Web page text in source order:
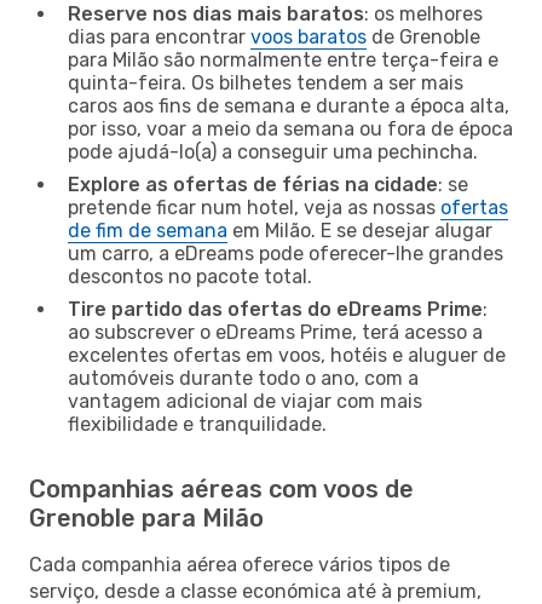
Reserve nos dias mais baratos: os melhores
dias para encontrar voos baratos de Grenoble
para Milão são normalmente entre terça-feira e
quinta-feira. Os bilhetes tendem a ser mais
caros aos fins de semana e durante a época alta,
por isso, voar a meio da semana ou fora de época
pode ajudá-lo(a) a conseguir uma pechincha.
Explore as ofertas de férias na cidade: se
pretende ficar num hotel, veja as nossas ofertas
de fim de semana em Milão. E se desejar alugar
um carro, a eDreams pode oferecer-lhe grandes
descontos no pacote total.
Tire partido das ofertas do eDreams Prime:
ao subscrever o eDreams Prime, terá acesso a
excelentes ofertas em voos, hotéis e aluguer de
automóveis durante todo o ano, com a
vantagem adicional de viajar com mais
flexibilidade e tranquilidade.
Companhias aéreas com voos de
Grenoble para Milão
Cada companhia aérea oferece vários tipos de
serviço, desde a classe económica até à premium,